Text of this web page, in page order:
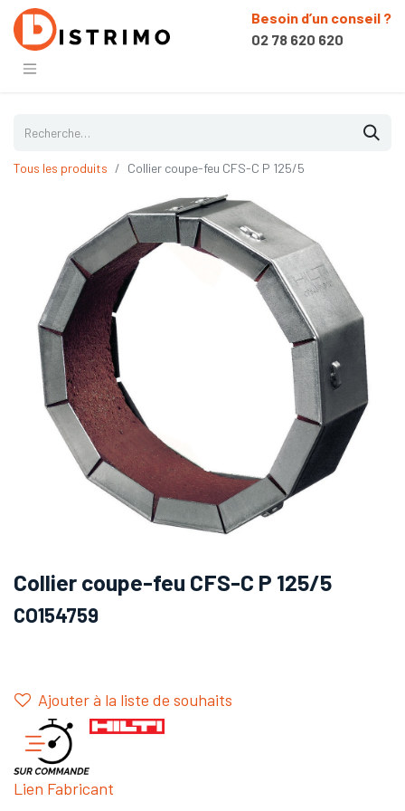
Besoin d’un conseil ?
02 78 620 620
Tous les produits Collier coupe-feu CFS-C P 125/5
Collier coupe-feu CFS-C P 125/5
CO154759
Ajouter à la liste de souhaits
Lien Fabricant